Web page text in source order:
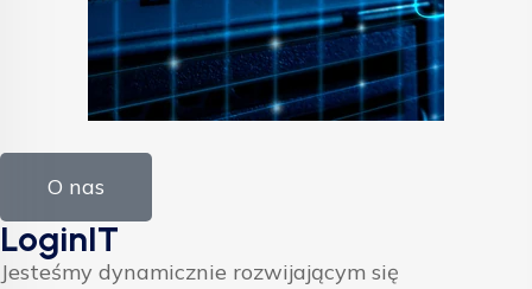
O nas
LoginIT
Jesteśmy dynamicznie rozwijającym się